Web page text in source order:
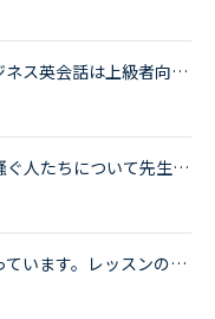
TOEICや英検、デイリーニュース、ビジネス英会話は上級者向き。そして、SIDE BY SIDE.文法は初級者向き。中級者向きの教材があるととても助かります。スピーキングは結局、自分の知っている簡単なフレーズを使う...
カランメソッドの特性を理解せずに、騒ぐ人たちについて先生方のレビューを見ていると、カランの進め方について苦言を呈しているレビューが目立つように思いました。これについて、個人的には「それは、生徒の方...
「学習」の中にある「メモ」をよく使っています。レッスンの中で講師から言われたこと、チャットボックスに入れてもらった単語の復習や、例文など自分で調べたことなどどんどん入れています。ある程度以上になる...